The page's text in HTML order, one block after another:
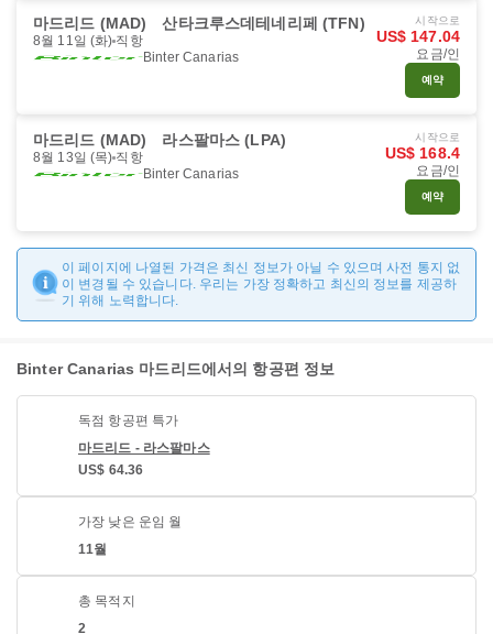
마드리드 (MAD) 산타크루스데테네리페 (TFN)
8월 11일 (화) 직항
Binter Canarias
시작으로
US$ 147.04
요금/인
예약
마드리드 (MAD) 라스팔마스 (LPA)
8월 13일 (목) 직항
Binter Canarias
시작으로
US$ 168.4
요금/인
예약
이 페이지에 나열된 가격은 최신 정보가 아닐 수 있으며 사전 통지 없
이 변경될 수 있습니다. 우리는 가장 정확하고 최신의 정보를 제공하
기 위해 노력합니다.
Binter Canarias 마드리드에서의 항공편 정보
독점 항공편 특가
마드리드 - 라스팔마스
US$ 64.36
가장 낮은 운임 월
11월
총 목적지
2